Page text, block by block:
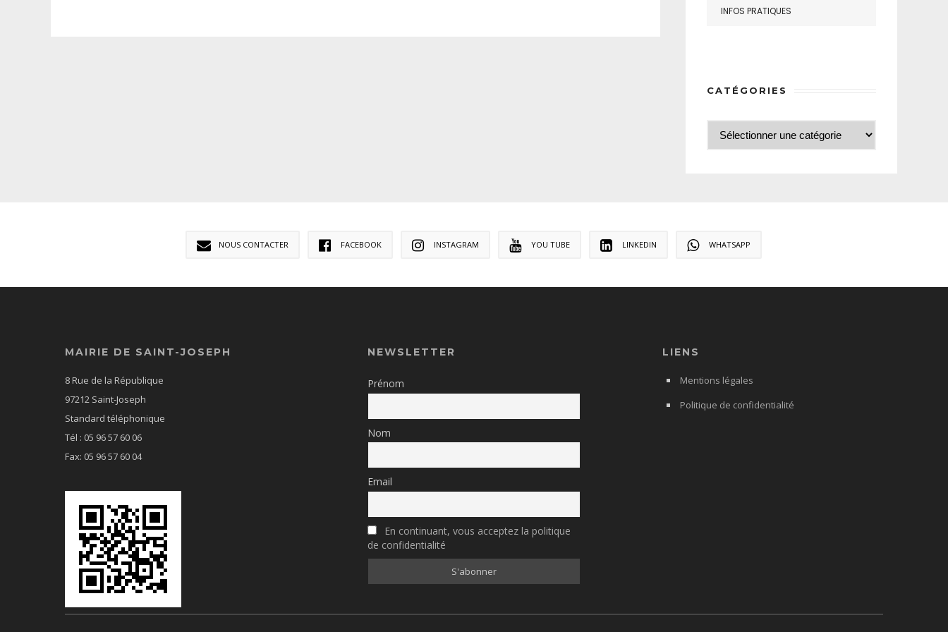
INFOS PRATIQUES
CATÉGORIES
NOUS CONTACTER FACEBOOK INSTAGRAM YOU TUBE LINKEDIN WHATSAPP
MAIRIE DE SAINT-JOSEPH
8 Rue de la République
97212 Saint-Joseph
Standard téléphonique
Tél : 05 96 57 60 06
Fax: 05 96 57 60 04
NEWSLETTER
Prénom
Nom
Email
En continuant, vous acceptez la politique
de confidentialité
LIENS
Mentions légales
Politique de confidentialité